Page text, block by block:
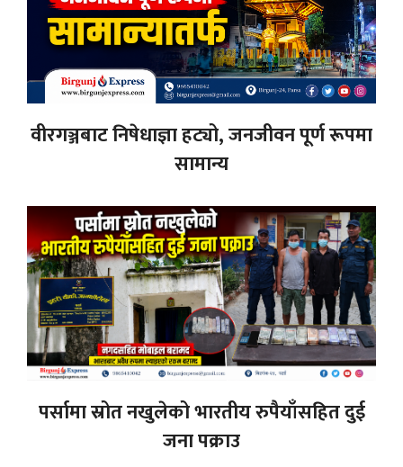
वीरगञ्जबाट निषेधाज्ञा हट्यो, जनजीवन पूर्ण रूपमा
सामान्य
पर्सामा स्रोत नखुलेको भारतीय रुपैयाँसहित दुई
जना पक्राउ